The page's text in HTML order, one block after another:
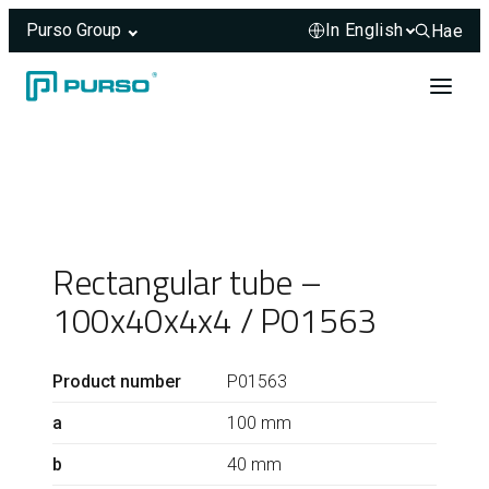
Purso Group
Hae
Hae
Rectangular tube –
100x40x4x4 / P01563
Product number
P01563
a
100 mm
b
40 mm